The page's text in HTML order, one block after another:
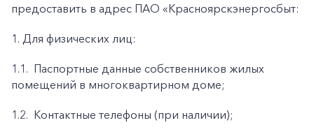
предоставить в адрес ПАО «Красноярскэнергосбыт:
1. Для физических лиц:
1.1. Паспортные данные собственников жилых
помещений в многоквартирном доме;
1.2. Контактные телефоны (при наличии);